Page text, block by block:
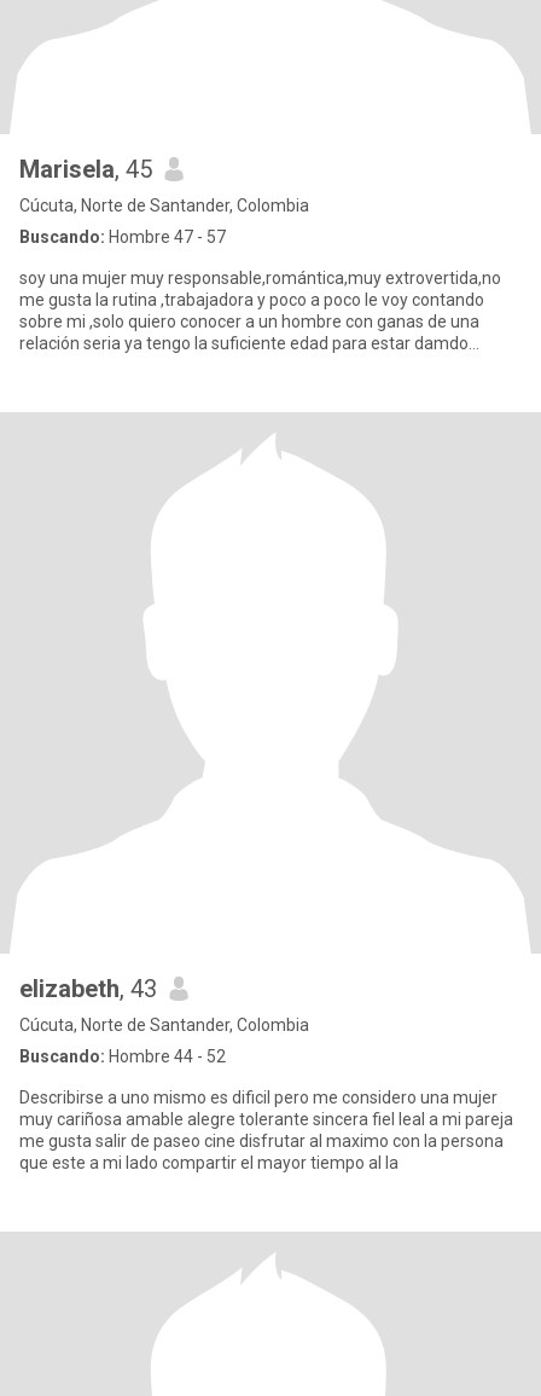
Marisela, 45
Cúcuta, Norte de Santander, Colombia
Buscando: Hombre 47 - 57
soy una mujer muy responsable,romántica,muy extrovertida,no
me gusta la rutina ,trabajadora y poco a poco le voy contando
sobre mi ,solo quiero conocer a un hombre con ganas de una
relación seria ya tengo la suficiente edad para estar damdo
elizabeth, 43
Cúcuta, Norte de Santander, Colombia
Buscando: Hombre 44 - 52
Describirse a uno mismo es dificil pero me considero una mujer
muy cariñosa amable alegre tolerante sincera fiel leal a mi pareja
me gusta salir de paseo cine disfrutar al maximo con la persona
que este a mi lado compartir el mayor tiempo al la